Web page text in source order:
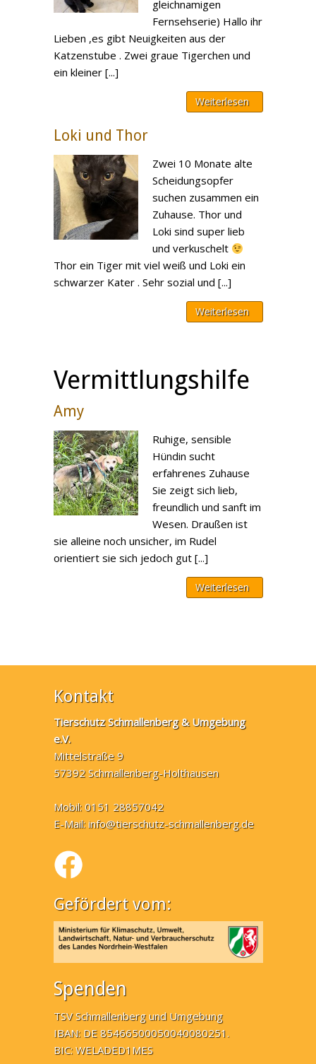
gleichnamigen
Fernsehserie) Hallo ihr
Lieben ,es gibt Neuigkeiten aus der
Katzenstube . Zwei graue Tigerchen und
ein kleiner [...]
Weiterlesen
Loki und Thor
Zwei 10 Monate alte
Scheidungsopfer
suchen zusammen ein
Zuhause. Thor und
Loki sind super lieb
und verkuschelt
Thor ein Tiger mit viel weiß und Loki ein
schwarzer Kater . Sehr sozial und [...]
Weiterlesen
Vermittlungshilfe
Amy
Ruhige, sensible
Hündin sucht
erfahrenes Zuhause
Sie zeigt sich lieb,
freundlich und sanft im
Wesen. Draußen ist
sie alleine noch unsicher, im Rudel
orientiert sie sich jedoch gut [...]
Weiterlesen
Kontakt
Tierschutz Schmallenberg & Umgebung
e.V.
Mittelstraße 9
57392 Schmallenberg-Holthausen
Mobil: 0151 28857042
E-Mail:info@tierschutz-schmallenberg.de
Gefördert vom:
Spenden
TSV Schmallenberg und Umgebung
IBAN: DE 85466500050040080251.
BIC: WELADED1MES